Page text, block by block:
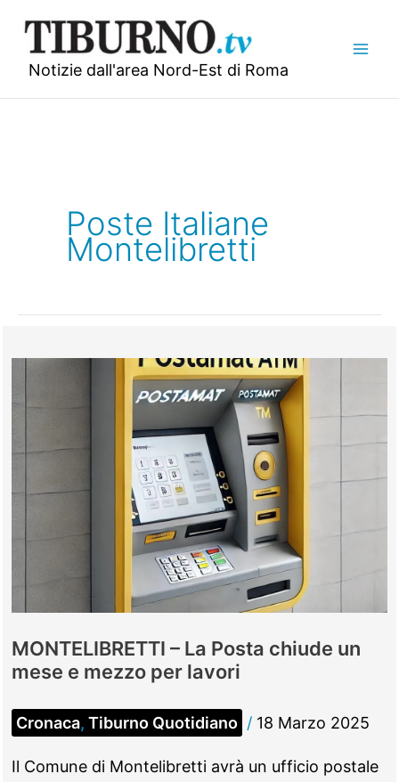
contenuto
Notizie dall'area Nord-Est di Roma
Poste Italiane
Montelibretti
MONTELIBRETTI – La Posta chiude un
mese e mezzo per lavori
Cronaca, Tiburno Quotidiano / 18 Marzo 2025
Il Comune di Montelibretti avrà un ufficio postale